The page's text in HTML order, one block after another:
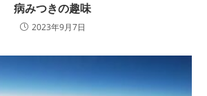
病みつきの趣味
2023年9月7日